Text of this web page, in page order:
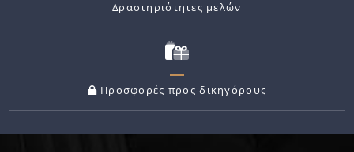
Δραστηριότητες μελών
Προσφορές προς δικηγόρους